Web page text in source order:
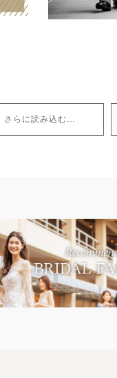
さらに読み込む…